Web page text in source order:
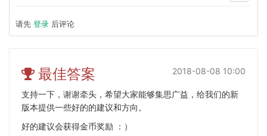
请先 登录 后评论
最佳答案 2018-08-08 10:00
支持一下，谢谢牵头，希望大家能够集思广益，给我们的新
版本提供一些好的的建议和方向。
好的建议会获得金币奖励 ：）